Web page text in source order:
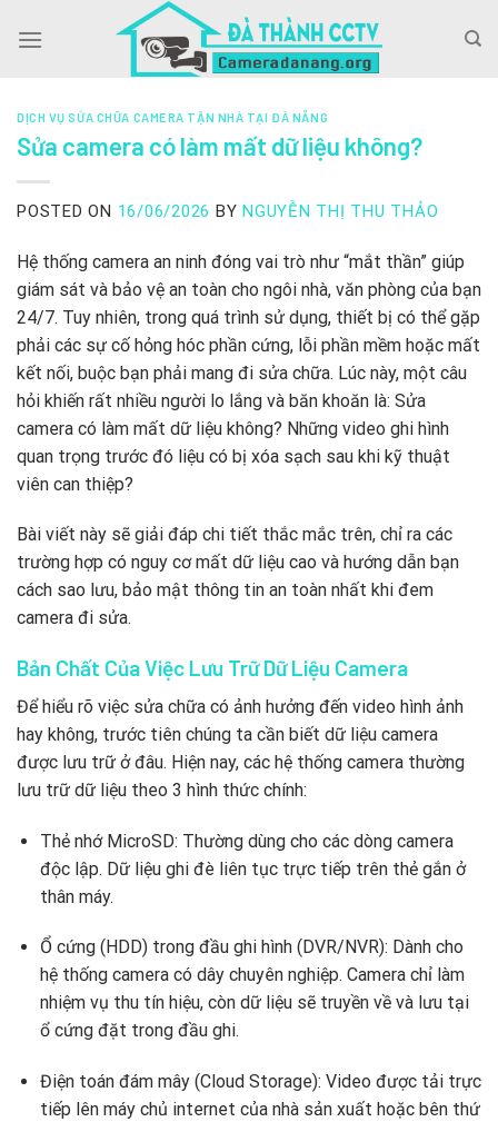
DỊCH VỤ SỬA CHỮA CAMERA TẬN NHÀ TẠI ĐÀ NẴNG
Sửa camera có làm mất dữ liệu không?
POSTED ON 16/06/2026 BY NGUYỄN THỊ THU THẢO
Hệ thống camera an ninh đóng vai trò như “mắt thần” giúp
giám sát và bảo vệ an toàn cho ngôi nhà, văn phòng của bạn
24/7. Tuy nhiên, trong quá trình sử dụng, thiết bị có thể gặp
phải các sự cố hỏng hóc phần cứng, lỗi phần mềm hoặc mất
kết nối, buộc bạn phải mang đi sửa chữa. Lúc này, một câu
hỏi khiến rất nhiều người lo lắng và băn khoăn là: Sửa
camera có làm mất dữ liệu không? Những video ghi hình
quan trọng trước đó liệu có bị xóa sạch sau khi kỹ thuật
viên can thiệp?
Bài viết này sẽ giải đáp chi tiết thắc mắc trên, chỉ ra các
trường hợp có nguy cơ mất dữ liệu cao và hướng dẫn bạn
cách sao lưu, bảo mật thông tin an toàn nhất khi đem
camera đi sửa.
Bản Chất Của Việc Lưu Trữ Dữ Liệu Camera
Để hiểu rõ việc sửa chữa có ảnh hưởng đến video hình ảnh
hay không, trước tiên chúng ta cần biết dữ liệu camera
được lưu trữ ở đâu. Hiện nay, các hệ thống camera thường
lưu trữ dữ liệu theo 3 hình thức chính:
Thẻ nhớ MicroSD: Thường dùng cho các dòng camera
độc lập. Dữ liệu ghi đè liên tục trực tiếp trên thẻ gắn ở
thân máy.
Ổ cứng (HDD) trong đầu ghi hình (DVR/NVR): Dành cho
hệ thống camera có dây chuyên nghiệp. Camera chỉ làm
nhiệm vụ thu tín hiệu, còn dữ liệu sẽ truyền về và lưu tại
ổ cứng đặt trong đầu ghi.
Điện toán đám mây (Cloud Storage): Video được tải trực
tiếp lên máy chủ internet của nhà sản xuất hoặc bên thứ